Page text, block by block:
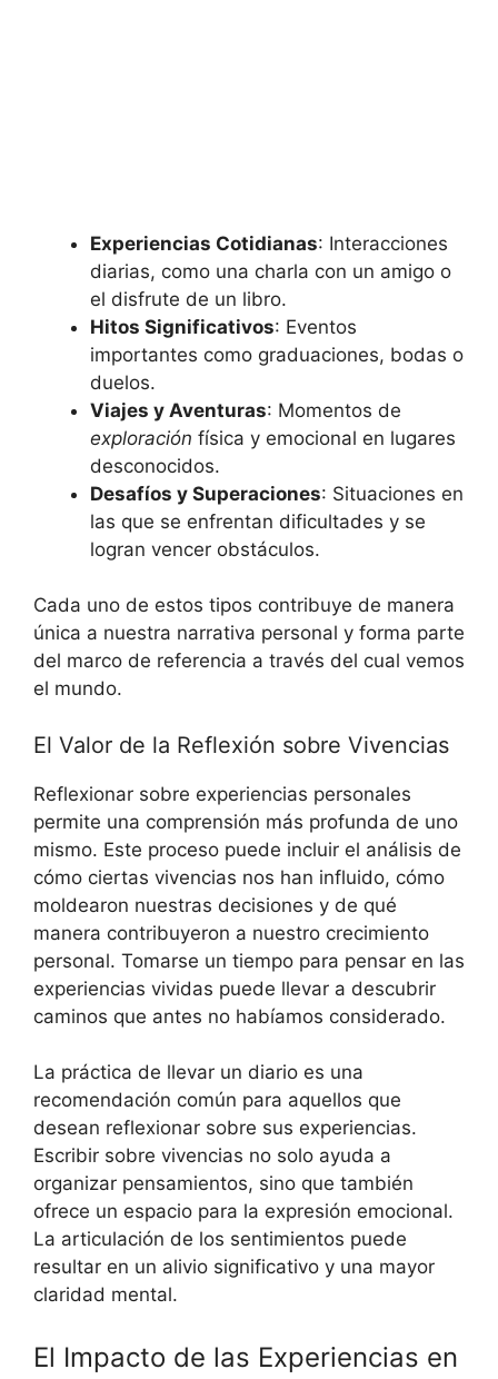
Experiencias Cotidianas: Interacciones
diarias, como una charla con un amigo o
el disfrute de un libro.
Hitos Significativos: Eventos
importantes como graduaciones, bodas o
duelos.
Viajes y Aventuras: Momentos de
exploración física y emocional en lugares
desconocidos.
Desafíos y Superaciones: Situaciones en
las que se enfrentan dificultades y se
logran vencer obstáculos.
Cada uno de estos tipos contribuye de manera
única a nuestra narrativa personal y forma parte
del marco de referencia a través del cual vemos
el mundo.
El Valor de la Reflexión sobre Vivencias
Reflexionar sobre experiencias personales
permite una comprensión más profunda de uno
mismo. Este proceso puede incluir el análisis de
cómo ciertas vivencias nos han influido, cómo
moldearon nuestras decisiones y de qué
manera contribuyeron a nuestro crecimiento
personal. Tomarse un tiempo para pensar en las
experiencias vividas puede llevar a descubrir
caminos que antes no habíamos considerado.
La práctica de llevar un diario es una
recomendación común para aquellos que
desean reflexionar sobre sus experiencias.
Escribir sobre vivencias no solo ayuda a
organizar pensamientos, sino que también
ofrece un espacio para la expresión emocional.
La articulación de los sentimientos puede
resultar en un alivio significativo y una mayor
claridad mental.
El Impacto de las Experiencias en